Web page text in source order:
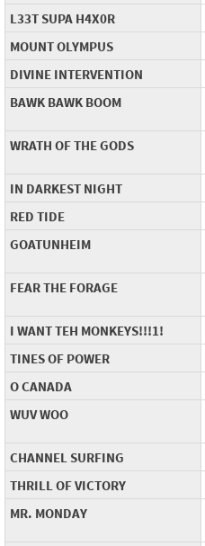
L33T SUPA H4X0R
MOUNT OLYMPUS
DIVINE INTERVENTION
BAWK BAWK BOOM
WRATH OF THE GODS
IN DARKEST NIGHT
RED TIDE
GOATUNHEIM
FEAR THE FORAGE
I WANT TEH MONKEYS!!!1!
TINES OF POWER
O CANADA
WUV WOO
CHANNEL SURFING
THRILL OF VICTORY
MR. MONDAY